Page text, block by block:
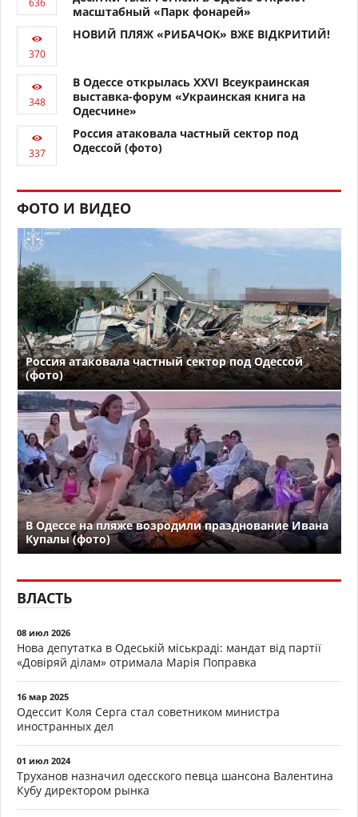
масштабный «Парк фонарей»
НОВИЙ ПЛЯЖ «РИБАЧОК» ВЖЕ ВІДКРИТИЙ!
В Одессе открылась XXVI Всеукраинская
выставка-форум «Украинская книга на
Одесчине»
Россия атаковала частный сектор под
Одессой (фото)
ФОТО И ВИДЕО
Россия атаковала частный сектор под Одессой
(фото)
В Одессе на пляже возродили празднование Ивана
Купалы (фото)
ВЛАСТЬ
08 июл 2026
Нова депутатка в Одеській міськраді: мандат від партії
«Довіряй ділам» отримала Марія Поправка
16 мар 2025
Одессит Коля Серга стал советником министра
иностранных дел
01 июл 2024
Труханов назначил одесского певца шансона Валентина
Кубу директором рынка